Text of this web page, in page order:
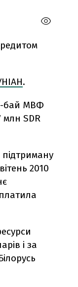
.
бай МВФ
млн SDR
2010
і за